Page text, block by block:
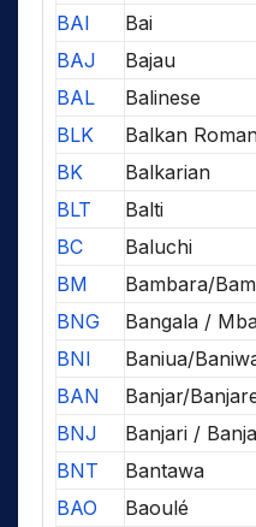
BAI
Bai
BAJ
Bajau
BAL
Balinese
BLK
Balkan
BK
Balkarian
BLT
Balti
BC
Baluchi
BM
Bambara/
BNG
Bangala /
BNI
Baniua/
BAN
Banjar/
BNJ
Banjari /
BNT
Bantawa
BAO
Baoulé